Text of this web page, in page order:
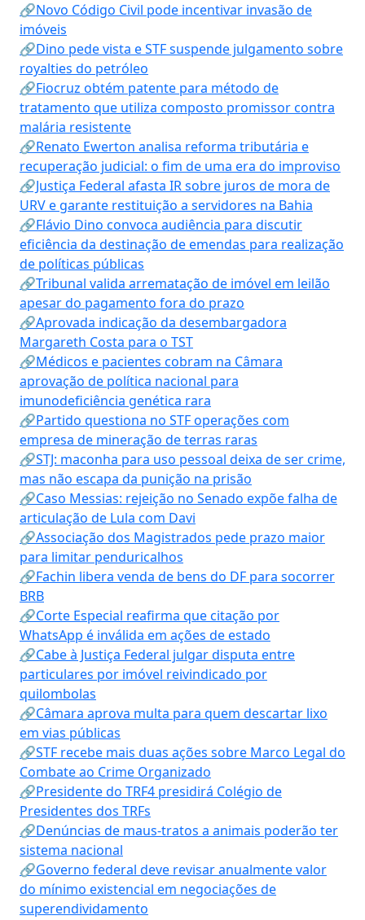
🔗Novo Código Civil pode incentivar invasão de
imóveis
🔗Dino pede vista e STF suspende julgamento sobre
royalties do petróleo
🔗Fiocruz obtém patente para método de
tratamento que utiliza composto promissor contra
malária resistente
🔗Renato Ewerton analisa reforma tributária e
recuperação judicial: o fim de uma era do improviso
🔗Justiça Federal afasta IR sobre juros de mora de
URV e garante restituição a servidores na Bahia
🔗Flávio Dino convoca audiência para discutir
eficiência da destinação de emendas para realização
de políticas públicas
🔗Tribunal valida arrematação de imóvel em leilão
apesar do pagamento fora do prazo
🔗Aprovada indicação da desembargadora
Margareth Costa para o TST
🔗Médicos e pacientes cobram na Câmara
aprovação de política nacional para
imunodeficiência genética rara
🔗Partido questiona no STF operações com
empresa de mineração de terras raras
🔗STJ: maconha para uso pessoal deixa de ser crime,
mas não escapa da punição na prisão
🔗Caso Messias: rejeição no Senado expõe falha de
articulação de Lula com Davi
🔗Associação dos Magistrados pede prazo maior
para limitar penduricalhos
🔗Fachin libera venda de bens do DF para socorrer
BRB
🔗Corte Especial reafirma que citação por
WhatsApp é inválida em ações de estado
🔗Cabe à Justiça Federal julgar disputa entre
particulares por imóvel reivindicado por
quilombolas
🔗Câmara aprova multa para quem descartar lixo
em vias públicas
🔗STF recebe mais duas ações sobre Marco Legal do
Combate ao Crime Organizado
🔗Presidente do TRF4 presidirá Colégio de
Presidentes dos TRFs
🔗Denúncias de maus-tratos a animais poderão ter
sistema nacional
🔗Governo federal deve revisar anualmente valor
do mínimo existencial em negociações de
superendividamento